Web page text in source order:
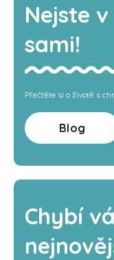
Nejste
sami!
Přečtěte si o životě s
Blog
Chybí